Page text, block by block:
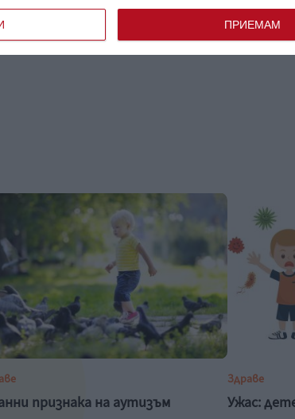
ПРИЕМАМ
за да напишете коментар
признака на аутизъм
Здраве
Ужас: